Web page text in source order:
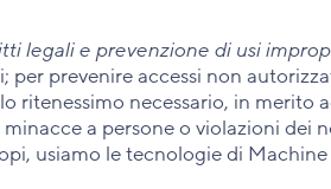
legali e prevenzione di usi
per prevenire accessi non
ritenessimo necessario, in merito
a persone o violazioni dei
usiamo le tecnologie di